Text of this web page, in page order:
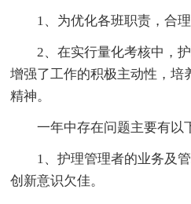
1、为优化各班职责，合
2、在实行量化考核中，
增强了工作的积极主动性，培
精神。
一年中存在问题主要有以
1、护理管理者的业务及
创新意识欠佳。